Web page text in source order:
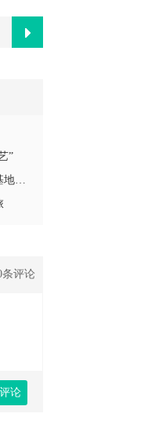
”
破解道地药材质控难题！仲景宛西制药六味药材基地获“GAP”全满贯
条评论
论